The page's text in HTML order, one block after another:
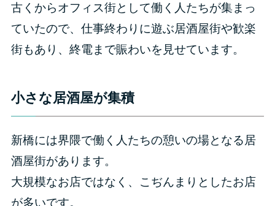
古くからオフィス街として働く人たちが集まっ
ていたので、仕事終わりに遊ぶ居酒屋街や歓楽
街もあり、終電まで賑わいを見せています。
小さな居酒屋が集積
新橋には界隈で働く人たちの憩いの場となる居
酒屋街があります。
大規模なお店ではなく、こぢんまりとしたお店
が多いです。